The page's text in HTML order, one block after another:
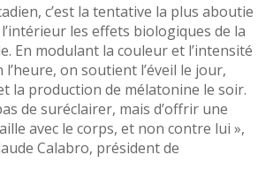
c’est la tentative la plus aboutie
les effets biologiques de la
En modulant la couleur et l’intensité
on soutient l’éveil le jour,
la production de mélatonine le soir.
de suréclairer, mais d’offrir une
avec le corps, et non contre lui »,
Calabro, président de